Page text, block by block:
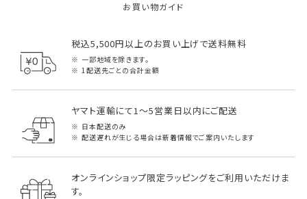
お買い物ガイド
税込5,500円以上のお買い上げで送料無料
一部地域を除きます。
1配送先ごとの合計金額
ヤマト運輸にて1～5営業日以内にご配送
日本配送のみ
配送遅れが生じる場合は新着情報でご案内いたします
オンラインショップ限定ラッピングをご利用いただけま
す。